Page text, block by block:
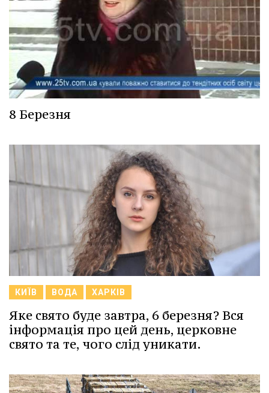
8 Березня
КИЇВ ВОДА ХАРКІВ
Яке свято буде завтра, 6 березня? Вся
інформація про цей день, церковне
свято та те, чого слід уникати.